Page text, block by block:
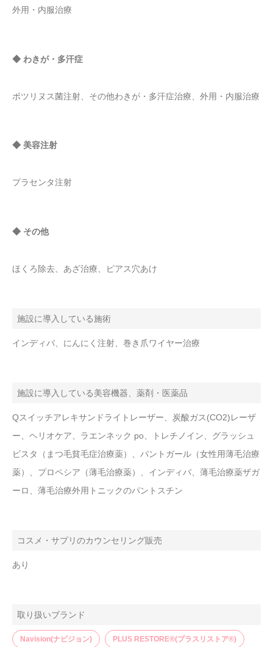
外用・内服治療
◆ わきが・多汗症
ボツリヌス菌注射、その他わきが・多汗症治療、外用・内服治療
◆ 美容注射
プラセンタ注射
◆ その他
ほくろ除去、あざ治療、ピアス穴あけ
施設に導入している施術
インディバ、にんにく注射、巻き爪ワイヤー治療
施設に導入している美容機器、薬剤・医薬品
Qスイッチアレキサンドライトレーザー、炭酸ガス(CO2)レーザ
ー、ヘリオケア、ラエンネック po、トレチノイン、グラッシュ
ビスタ（まつ毛貧毛症治療薬）、パントガール（女性用薄毛治療
薬）、プロペシア（薄毛治療薬）、インディバ、薄毛治療薬ザガ
ーロ、薄毛治療外用トニックのパントスチン
コスメ・サプリのカウンセリング販売
あり
取り扱いブランド
Navision(ナビジョン) PLUS RESTORE®(プラスリストア®)